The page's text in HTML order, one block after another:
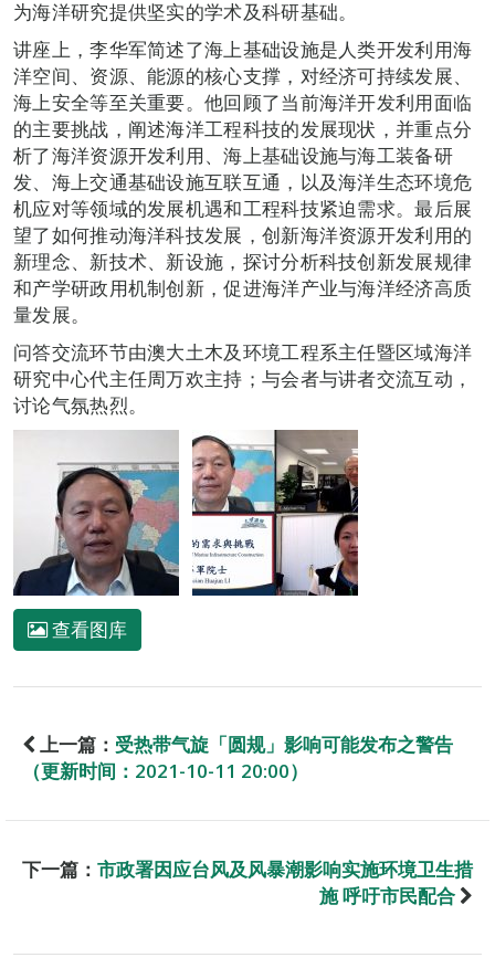
为海洋研究提供坚实的学术及科研基础。
讲座上，李华军简述了海上基础设施是人类开发利用海
洋空间、资源、能源的核心支撑，对经济可持续发展、
海上安全等至关重要。他回顾了当前海洋开发利用面临
的主要挑战，阐述海洋工程科技的发展现状，并重点分
析了海洋资源开发利用、海上基础设施与海工装备研
发、海上交通基础设施互联互通，以及海洋生态环境危
机应对等领域的发展机遇和工程科技紧迫需求。最后展
望了如何推动海洋科技发展，创新海洋资源开发利用的
新理念、新技术、新设施，探讨分析科技创新发展规律
和产学研政用机制创新，促进海洋产业与海洋经济高质
量发展。
问答交流环节由澳大土木及环境工程系主任暨区域海洋
研究中心代主任周万欢主持；与会者与讲者交流互动，
讨论气氛热烈。
查看图库
上一篇： 受热带气旋「圆规」影响可能发布之警告
（更新时间：2021-10-11 20:00）
下一篇： 市政署因应台风及风暴潮影响实施环境卫生措
施 呼吁市民配合